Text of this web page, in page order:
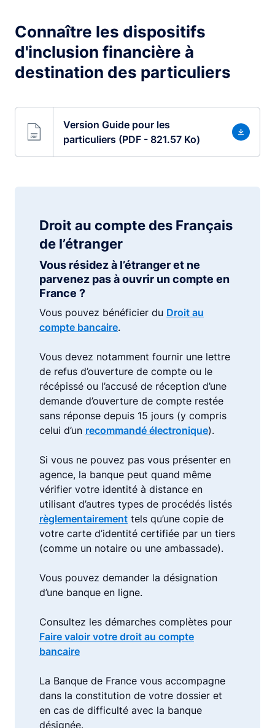
Connaître les dispositifs
d'inclusion financière à
destination des particuliers
Version Guide pour les
particuliers (PDF - 821.57 Ko)
Droit au compte des Français
de l’étranger
Vous résidez à l’étranger et ne
parvenez pas à ouvrir un compte en
France ?
Vous pouvez bénéficier du Droit au
compte bancaire.
Vous devez notamment fournir une lettre
de refus d’ouverture de compte ou le
récépissé ou l’accusé de réception d’une
demande d’ouverture de compte restée
sans réponse depuis 15 jours (y compris
celui d’un recommandé électronique).
Si vous ne pouvez pas vous présenter en
agence, la banque peut quand même
vérifier votre identité à distance en
utilisant d’autres types de procédés listés
règlementairement tels qu’une copie de
votre carte d’identité certifiée par un tiers
(comme un notaire ou une ambassade).
Vous pouvez demander la désignation
d’une banque en ligne.
Consultez les démarches complètes pour
Faire valoir votre droit au compte
bancaire
La Banque de France vous accompagne
dans la constitution de votre dossier et
en cas de difficulté avec la banque
désignée.